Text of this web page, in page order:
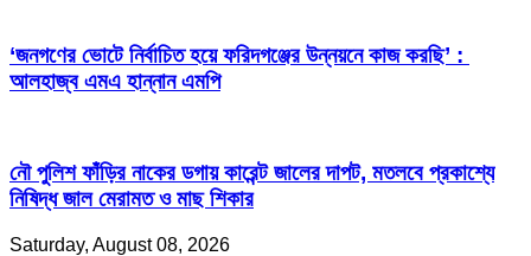
‘জনগণের ভোটে নির্বাচিত হয়ে ফরিদগঞ্জের উন্নয়নে কাজ করছি’ :
আলহাজ্ব এমএ হান্নান এমপি
নৌ পুলিশ ফাঁড়ির নাকের ডগায় কারেন্ট জালের দাপট, মতলবে প্রকাশ্যে
নিষিদ্ধ জাল মেরামত ও মাছ শিকার
Saturday, August 08, 2026